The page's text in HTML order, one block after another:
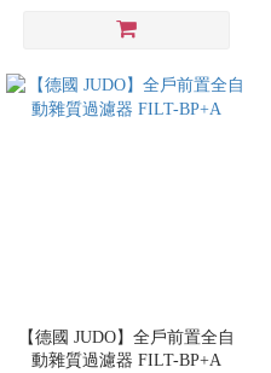
【德國 JUDO】全戶前置全自
動雜質過濾器 FILT-BP+A